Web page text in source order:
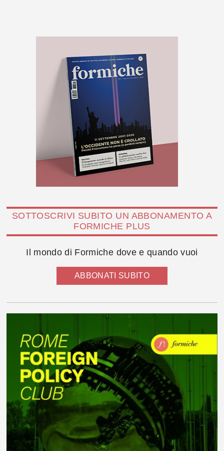
SOTTOSCRIVI SUBITO UN ABBONAMENTO A
FORMICHE PLUS
Il mondo di Formiche dove e quando vuoi
ABBONATI SUBITO